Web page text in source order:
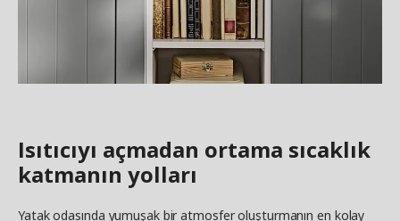
Isıtıcıyı açmadan ortama sıcaklık
katmanın yolları
Yatak odasında yumuşak bir atmosfer oluşturmanın en kolay